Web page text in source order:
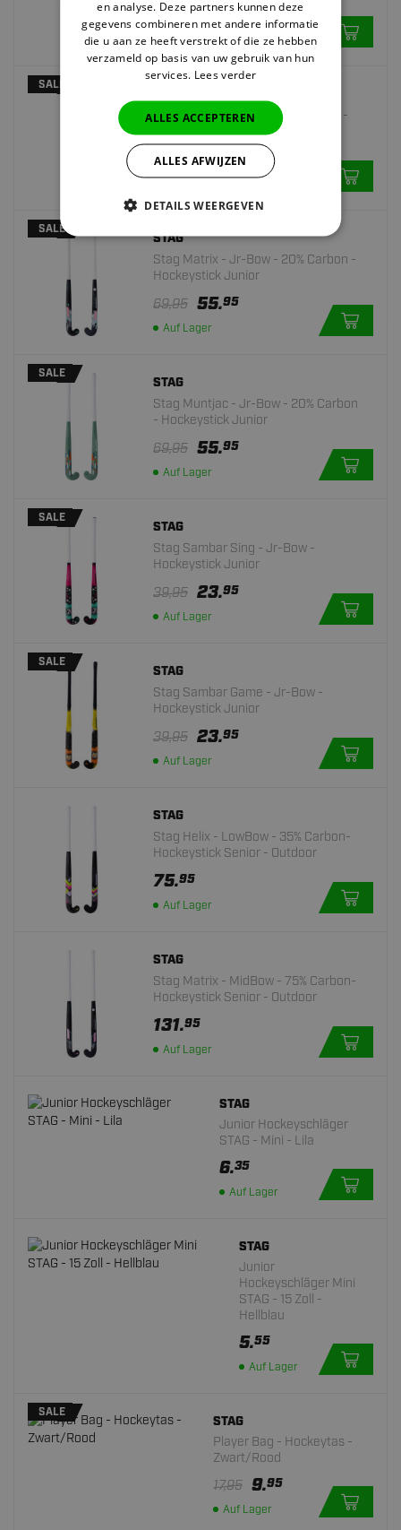
9.55
Auf Lager
SALE
Stag Helix - Jr-Bow - 20% Carbon -
Hockeystick Junior
69,95 55.95
SALE
STAG
Stag Matrix - Jr-Bow - 20% Carbon -
Hockeystick Junior
69,95 55.95
Auf Lager
SALE
STAG
Stag Muntjac - Jr-Bow - 20% Carbon
- Hockeystick Junior
69,95 55.95
Auf Lager
SALE
STAG
Stag Sambar Sing - Jr-Bow -
Hockeystick Junior
39,95 23.95
Auf Lager
SALE
STAG
Stag Sambar Game - Jr-Bow -
Hockeystick Junior
39,95 23.95
Auf Lager
STAG
Stag Helix - LowBow - 35% Carbon-
Hockeystick Senior - Outdoor
75.95
Auf Lager
STAG
Stag Matrix - MidBow - 75% Carbon-
Hockeystick Senior - Outdoor
131.95
Auf Lager
STAG
Junior Hockeyschläger
STAG - Mini - Lila
6.35
Auf Lager
STAG
Junior
Hockeyschläger Mini
STAG - 15 Zoll -
Hellblau
5.55
Auf Lager
SALE
STAG
Player Bag - Hockeytas -
Zwart/Rood
17,95 9.95
Auf Lager
en analyse. Deze partners kunnen deze
gegevens combineren met andere informatie
die u aan ze heeft verstrekt of die ze hebben
verzameld op basis van uw gebruik van hun
services. Lees verder
ALLES ACCEPTEREN
ALLES AFWIJZEN
DETAILS WEERGEVEN